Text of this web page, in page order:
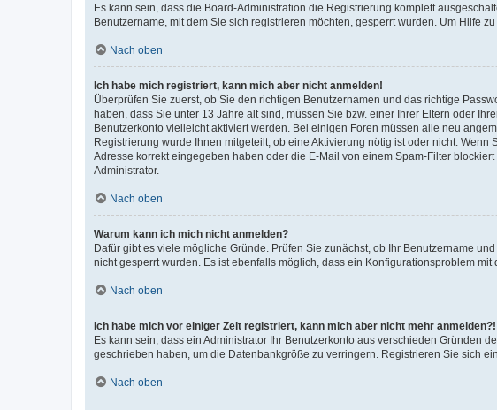
Es kann sein, dass die Board-Administration die Registrierung komplett
Benutzername, mit dem Sie sich registrieren möchten, gesperrt wurden. Um Hilfe
Nach oben
Ich habe mich registriert, kann mich aber nicht anmelden!
Überprüfen Sie zuerst, ob Sie den richtigen Benutzernamen und das richtige
haben, dass Sie unter 13 Jahre alt sind, müssen Sie bzw. einer Ihrer Eltern oder
Benutzerkonto vielleicht aktiviert werden. Bei einigen Foren müssen alle neu
Registrierung wurde Ihnen mitgeteilt, ob eine Aktivierung nötig ist oder nicht.
Adresse korrekt eingegeben haben oder die E-Mail von einem Spam-Filter
Administrator.
Nach oben
Warum kann ich mich nicht anmelden?
Dafür gibt es viele mögliche Gründe. Prüfen Sie zunächst, ob Ihr Benutzername
nicht gesperrt wurden. Es ist ebenfalls möglich, dass ein Konfigurationsproblem
Nach oben
Ich habe mich vor einiger Zeit registriert, kann mich aber nicht mehr anmelden?!
Es kann sein, dass ein Administrator Ihr Benutzerkonto aus verschieden Gründen
geschrieben haben, um die Datenbankgröße zu verringern. Registrieren Sie sich
Nach oben